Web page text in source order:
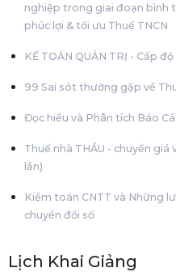
nghiệp trong giai đoạn bình
phúc lợi & tối ưu Thuế TNCN
KẾ TOÁN QUẢN TRỊ - Cấp
99 Sai sót thường gặp về
Đọc hiểu và Phân tích Báo
Thuế nhà THẦU - chuyển
lần)
Kiểm toán CNTT và Những
chuyển đổi số
Lịch Khai Giảng